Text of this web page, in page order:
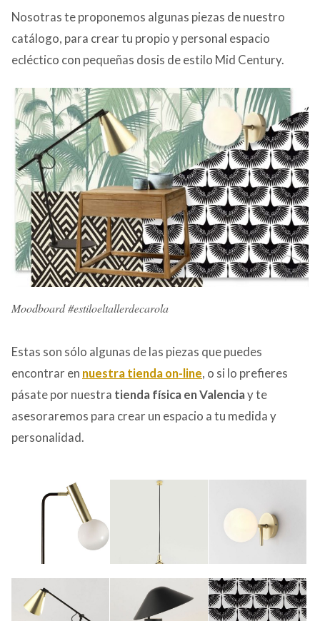
Nosotras te proponemos algunas piezas de nuestro
catálogo, para crear tu propio y personal espacio
ecléctico con pequeñas dosis de estilo Mid Century.
Moodboard #estiloeltallerdecarola
Estas son sólo algunas de las piezas que puedes
encontrar en nuestra tienda on-line, o si lo prefieres
pásate por nuestra tienda física en Valenciay te
asesoraremos para crear un espacio a tu medida y
personalidad.